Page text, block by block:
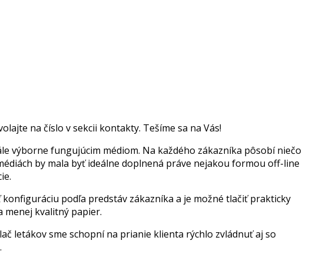
na číslo v sekcii kontakty. Tešíme sa na Vás!
výborne fungujúcim médiom. Na každého zákazníka pôsobí niečo
by mala byť ideálne doplnená práve nejakou formou off-line
podľa predstáv zákazníka a je možné tlačiť prakticky
menej kvalitný papier.
letákov sme schopní na prianie klienta rýchlo zvládnuť aj so